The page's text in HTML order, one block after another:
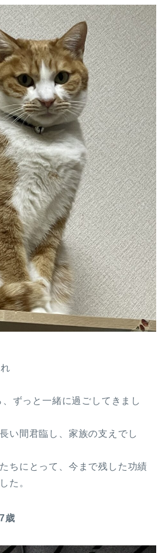
ずっと一緒に過ごしてきまし
い間君臨し、家族の支えでし
ちにとって、今まで残した功績
た。
歳